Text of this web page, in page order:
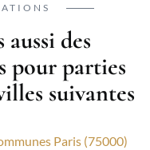
des
pour parties
suivantes
Paris (75000)